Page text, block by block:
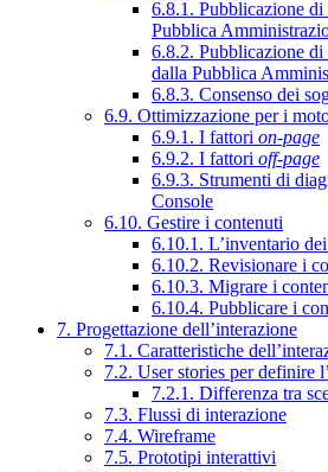
6.8.1. Pubblicazione
Pubblica
6.8.2. Pubblicazione
dalla Pubblica
6.8.3. Consenso dei
6.9. Ottimizzazione per i
6.9.1. I fattori on-page
6.9.2. I fattori off-page
6.9.3. Strumenti di
Console
6.10. Gestire i contenuti
6.10.1. L’inventario
6.10.2. Revisionare i
6.10.3. Migrare i
6.10.4. Pubblicare i
7. Progettazione dell’interazione
7.1. Caratteristiche
7.2. User stories per definire
7.2.1. Differenza tra
7.3. Flussi di interazione
7.4. Wireframe
7.5. Prototipi interattivi